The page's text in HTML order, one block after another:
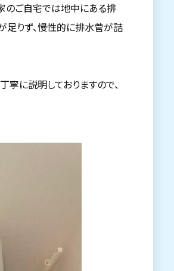
のご自宅では地中にある排
りず、慢性的に排水菅が詰
寧に説明しておりますので、